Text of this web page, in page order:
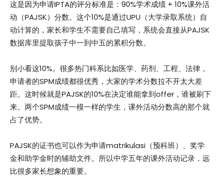
这是因为申请IPTA的评分标准是：90%学术成绩 + 10%课外活
动（PAJSK）分数。这个10%是通过UPU（大学录取系统）自
动计算的，家长和学生不需要自己填写，系统会直接从PAJSK
数据库里提取孩子中一到中五的累积分数。
别小看这10%。很多热门科系比如医学、药剂、工程、法律，
申请者的SPM成绩都很优秀，大家的学术分数拉不开太大差
距。这时候就是PAJSK的10%在决定谁能拿到offer，谁被刷下
来。两个SPM成绩一模一样的学生，课外活动分数高的那个就
占了优势。
PAJSK的证书也可以作为申请matrikulasi（预科班）、奖学
金和助学金时的辅助文件。所以中学五年的课外活动记录，远
比很多家长想象的重要。